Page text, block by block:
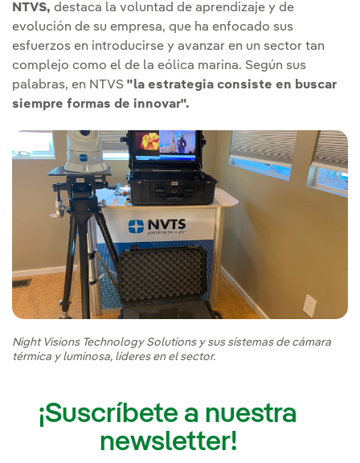
NTVS, destaca la voluntad de aprendizaje y de
evolución de su empresa, que ha enfocado sus
esfuerzos en introducirse y avanzar en un sector tan
complejo como el de la eólica marina. Según sus
palabras, en NTVS "la estrategia consiste en buscar
siempre formas de innovar".
Night Visions Technology Solutions y sus sistemas de cámara
térmica y luminosa, líderes en el sector.
¡Suscríbete a nuestra
newsletter!